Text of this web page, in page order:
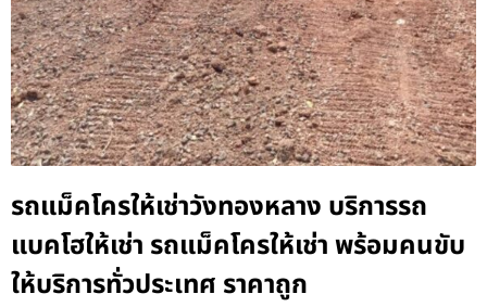
รถแม็คโครให้เช่าวังทองหลาง บริการรถ
แบคโฮให้เช่า รถแม็คโครให้เช่า พร้อมคนขับ
ให้บริการทั่วประเทศ ราคาถูก